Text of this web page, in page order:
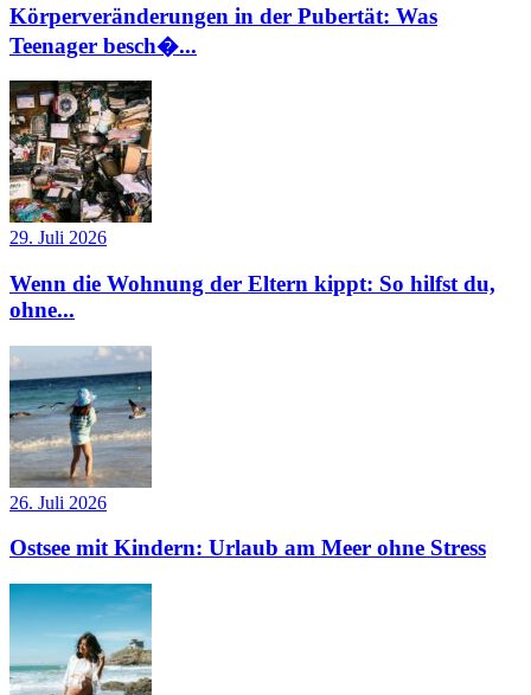
Körperveränderungen in der Pubertät: Was
Teenager besch�...
29. Juli 2026
Wenn die Wohnung der Eltern kippt: So hilfst du,
ohne...
26. Juli 2026
Ostsee mit Kindern: Urlaub am Meer ohne Stress